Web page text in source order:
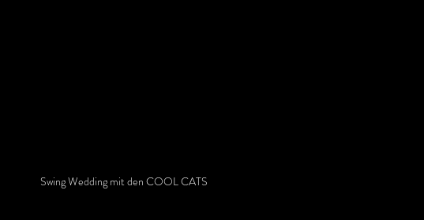
Swing Wedding mit den COOL CATS